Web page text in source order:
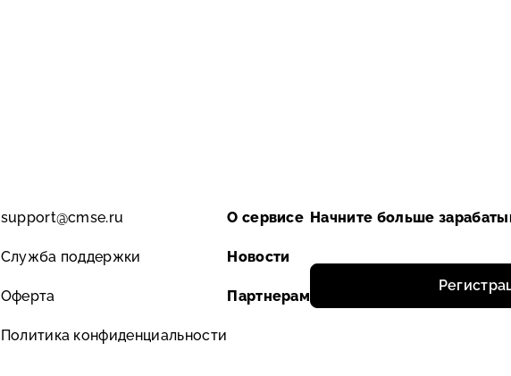
support@cmse.ru
Служба поддержки
Оферта
Политика конфиденциальности
О сервисе
Новости
Партнерам